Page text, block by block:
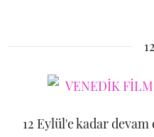
12 Eylül'e kadar